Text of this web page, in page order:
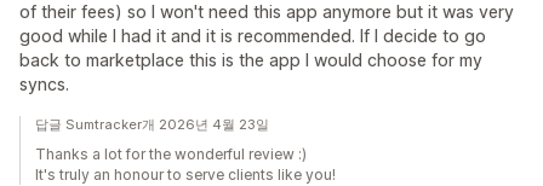
of their fees) so I won't need this app anymore but it was very
good while I had it and it is recommended. If I decide to go
back to marketplace this is the app I would choose for my
syncs.
답글 Sumtracker개 2026년 4월 23일
Thanks a lot for the wonderful review :)
It's truly an honour to serve clients like you!